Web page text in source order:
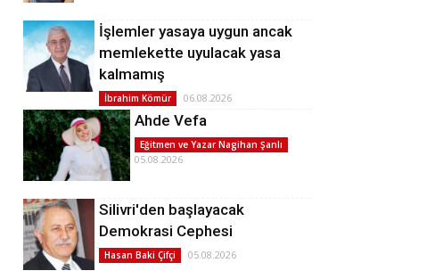
İşlemler yasaya uygun ancak
memlekette uyulacak yasa
kalmamış
İbrahim Kömür 06.08.2026
Ahde Vefa
Eğitmen ve Yazar Nagihan Şanlı
05.08.2026
Silivri'den başlayacak
Demokrasi Cephesi
Hasan Baki Çifçi 05.08.2026